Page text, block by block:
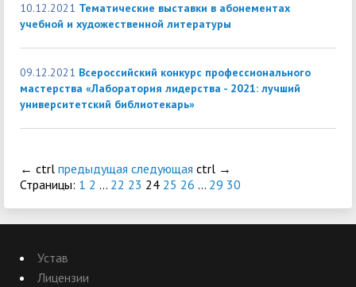
10.12.2021 Тематические выставки в абонементах
учебной и художественной литературы
09.12.2021 Всероссийский конкурс профессионального
мастерства «Лаборатория лидерства - 2021: лучший
университетский библиотекарь»
← ctrl предыдущая следующая ctrl →
Страницы: 1 2 ... 22 23 24 25 26 ... 29 30
Устав
Лицензии